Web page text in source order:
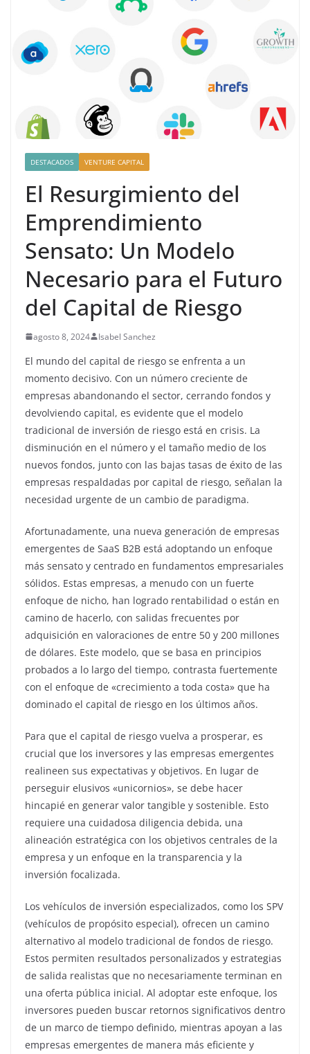
DESTACADOS VENTURE CAPITAL
El Resurgimiento del
Emprendimiento
Sensato: Un Modelo
Necesario para el Futuro
del Capital de Riesgo
agosto 8, 2024 Isabel Sanchez
El mundo del capital de riesgo se enfrenta a un
momento decisivo. Con un número creciente de
empresas abandonando el sector, cerrando fondos y
devolviendo capital, es evidente que el modelo
tradicional de inversión de riesgo está en crisis. La
disminución en el número y el tamaño medio de los
nuevos fondos, junto con las bajas tasas de éxito de las
empresas respaldadas por capital de riesgo, señalan la
necesidad urgente de un cambio de paradigma.
Afortunadamente, una nueva generación de empresas
emergentes de SaaS B2B está adoptando un enfoque
más sensato y centrado en fundamentos empresariales
sólidos. Estas empresas, a menudo con un fuerte
enfoque de nicho, han logrado rentabilidad o están en
camino de hacerlo, con salidas frecuentes por
adquisición en valoraciones de entre 50 y 200 millones
de dólares. Este modelo, que se basa en principios
probados a lo largo del tiempo, contrasta fuertemente
con el enfoque de «crecimiento a toda costa» que ha
dominado el capital de riesgo en los últimos años.
Para que el capital de riesgo vuelva a prosperar, es
crucial que los inversores y las empresas emergentes
realineen sus expectativas y objetivos. En lugar de
perseguir elusivos «unicornios», se debe hacer
hincapié en generar valor tangible y sostenible. Esto
requiere una cuidadosa diligencia debida, una
alineación estratégica con los objetivos centrales de la
empresa y un enfoque en la transparencia y la
inversión focalizada.
Los vehículos de inversión especializados, como los SPV
(vehículos de propósito especial), ofrecen un camino
alternativo al modelo tradicional de fondos de riesgo.
Estos permiten resultados personalizados y estrategias
de salida realistas que no necesariamente terminan en
una oferta pública inicial. Al adoptar este enfoque, los
inversores pueden buscar retornos significativos dentro
de un marco de tiempo definido, mientras apoyan a las
empresas emergentes de manera más eficiente y